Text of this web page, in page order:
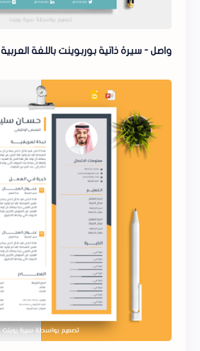
واصل - سيرة ذاتية بوربوينت باللغة العربية